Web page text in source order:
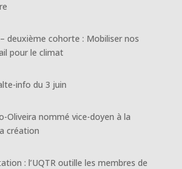
deuxième cohorte : Mobiliser nos
pour le climat
info du 3 juin
Oliveira nommé vice-doyen à la
création
: l’UQTR outille les membres de